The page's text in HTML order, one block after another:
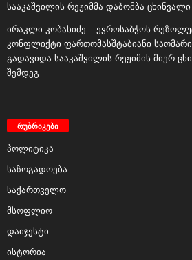
სააკაშვილის რეჟიმმა დაბომბა ცხინვალი
ირაკლი კობახიძე – ევროსაბჭოს
კონფლიქტი ფართომასშტაბიანი საომარი
გადავიდა სააკაშვილის რეჟიმის მიერ
შემდეგ
რუბრიკები
პოლიტიკა
საზოგადოება
საქართველო
მსოფლიო
დაიჯესტი
ისტორია